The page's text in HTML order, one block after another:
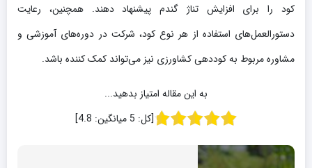
کود را برای افزایش تناژ گندم پیشنهاد دهند. همچنین، رعایت
دستورالعمل‌های استفاده از هر نوع کود، شرکت در دوره‌های آموزشی و
مشاوره مربوط به کوددهی کشاورزی نیز می‌تواند کمک کننده باشد.
به این مقاله امتیاز بدهید...
[کل: 5 میانگین: 4.8
]